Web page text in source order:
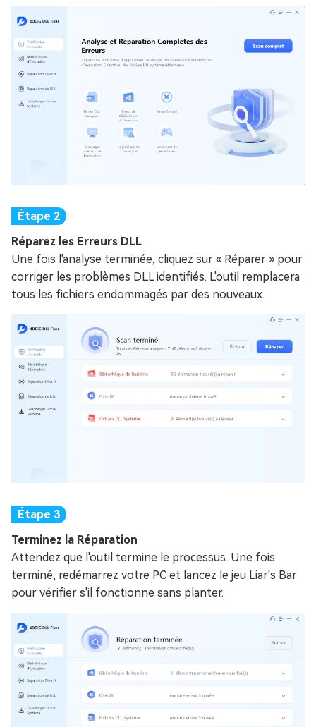
Réparez les Erreurs DLL
Une fois l'analyse terminée, cliquez sur « Réparer » pour
corriger les problèmes DLL identifiés. L'outil remplacera
tous les fichiers endommagés par des nouveaux.
Terminez la Réparation
Attendez que l'outil termine le processus. Une fois
terminé, redémarrez votre PC et lancez le jeu Liar's Bar
pour vérifier s'il fonctionne sans planter.